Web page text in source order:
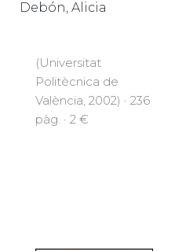
Debón, Alicia
(Universitat
Politècnica de
València, 2002) · 236
pàg. · 2 €